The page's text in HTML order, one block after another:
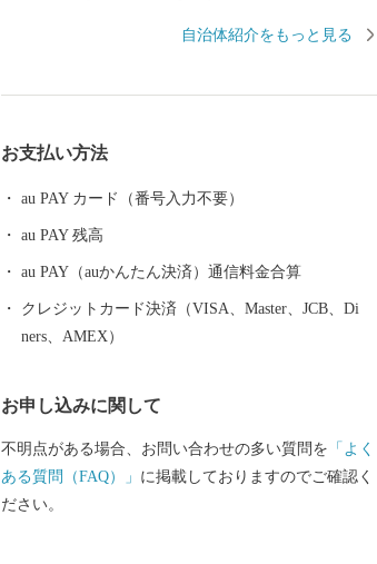
自治体紹介をもっと見る
お支払い方法
au PAY カード（番号入力不要）
au PAY 残高
au PAY（auかんたん決済）通信料金合算
クレジットカード決済（VISA、Master、JCB、Di
ners、AMEX）
お申し込みに関して
不明点がある場合、お問い合わせの多い質問を 「よく
ある質問（FAQ）」 に掲載しておりますのでご確認く
ださい。